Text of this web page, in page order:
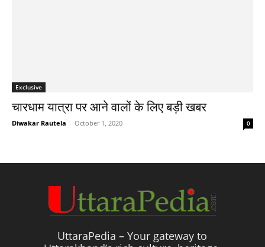
Exclusive
चारधाम यात्रा पर आने वालों के लिए बड़ी खबर
Diwakar Rautela - October 1, 2020 0
UttaraPedia – Your gateway to